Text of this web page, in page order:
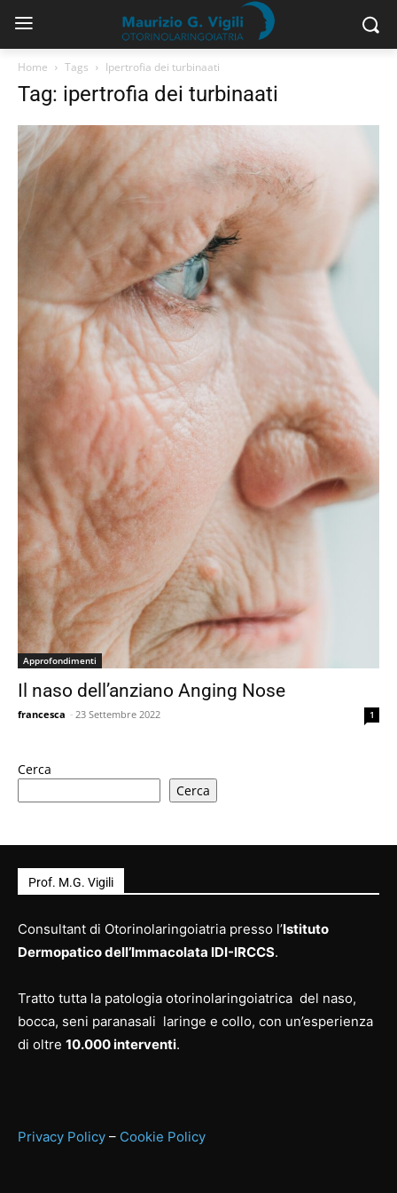
Home Tags Ipertrofia dei turbinaati
Tag: ipertrofia dei turbinaati
Approfondimenti
Il naso dell’anziano Anging Nose
francesca - 23 Settembre 2022 1
Cerca
Cerca
Prof. M.G. Vigili
Consultant di Otorinolaringoiatria presso l’Istituto
Dermopatico dell’Immacolata IDI-IRCCS.
Tratto tutta la patologia otorinolaringoiatrica del naso,
bocca, seni paranasali laringe e collo, con un’esperienza
di oltre 10.000 interventi.
Privacy Policy – Cookie Policy